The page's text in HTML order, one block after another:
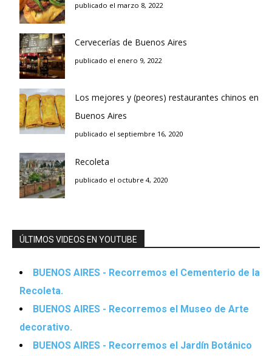
publicado el marzo 8, 2022
Cervecerías de Buenos Aires
publicado el enero 9, 2022
Los mejores y (peores) restaurantes chinos en
Buenos Aires
publicado el septiembre 16, 2020
Recoleta
publicado el octubre 4, 2020
ÚLTIMOS VIDEOS EN YOUTUBE
BUENOS AIRES - Recorremos el Cementerio de la
Recoleta.
BUENOS AIRES - Recorremos el Museo de Arte
decorativo.
BUENOS AIRES - Recorremos el Jardín Botánico